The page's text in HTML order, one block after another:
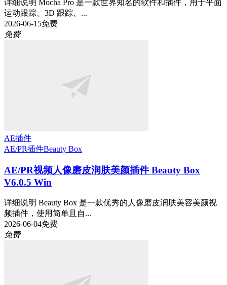
详细说明 Mocha Pro 是一款世界知名的软件和插件，用于平面
运动跟踪、3D 跟踪、...
2026-06-15免费
免费
AE插件
AE/PR插件Beauty Box
AE/PR视频人像磨皮润肤美颜插件 Beauty Box
V6.0.5 Win
详细说明 Beauty Box 是一款优秀的人像磨皮润肤美容美颜视
频插件，使用简单且自...
2026-06-04免费
免费